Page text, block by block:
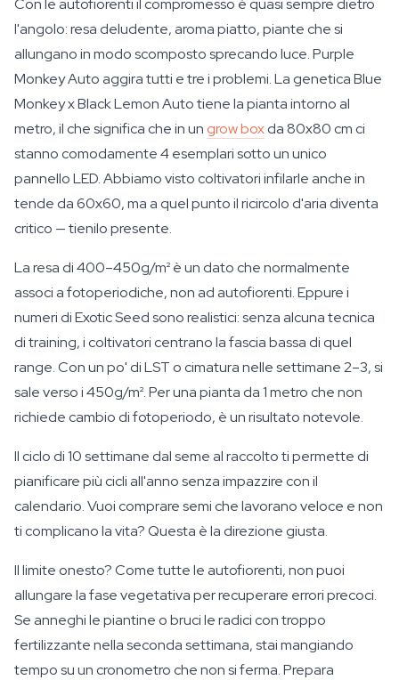
Con le autofiorenti il compromesso è quasi sempre dietro
l'angolo: resa deludente, aroma piatto, piante che si
allungano in modo scomposto sprecando luce. Purple
Monkey Auto aggira tutti e tre i problemi. La genetica Blue
Monkey x Black Lemon Auto tiene la pianta intorno al
metro, il che significa che in un grow boxda 80x80 cm ci
stanno comodamente 4 esemplari sotto un unico
pannello LED. Abbiamo visto coltivatori infilarle anche in
tende da 60x60, ma a quel punto il ricircolo d'aria diventa
critico — tienilo presente.
La resa di 400–450g/m² è un dato che normalmente
associ a fotoperiodiche, non ad autofiorenti. Eppure i
numeri di Exotic Seed sono realistici: senza alcuna tecnica
di training, i coltivatori centrano la fascia bassa di quel
range. Con un po' di LST o cimatura nelle settimane 2–3, si
sale verso i 450g/m². Per una pianta da 1 metro che non
richiede cambio di fotoperiodo, è un risultato notevole.
Il ciclo di 10 settimane dal seme al raccolto ti permette di
pianificare più cicli all'anno senza impazzire con il
calendario. Vuoi comprare semi che lavorano veloce e non
ti complicano la vita? Questa è la direzione giusta.
Il limite onesto? Come tutte le autofiorenti, non puoi
allungare la fase vegetativa per recuperare errori precoci.
Se anneghi le piantine o bruci le radici con troppo
fertilizzante nella seconda settimana, stai mangiando
tempo su un cronometro che non si ferma. Prepara